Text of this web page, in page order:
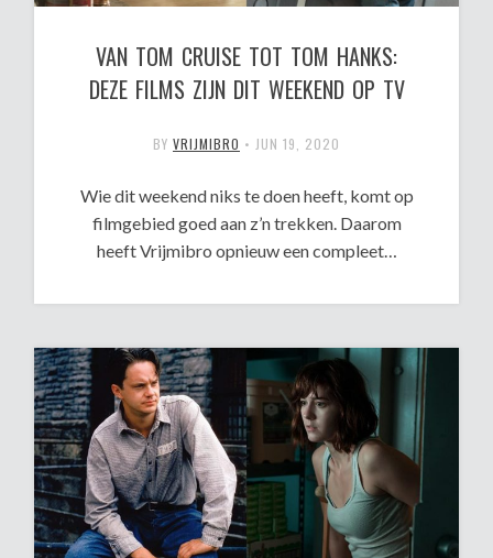
VAN TOM CRUISE TOT TOM HANKS:
DEZE FILMS ZIJN DIT WEEKEND OP TV
BY VRIJMIBRO • JUN 19, 2020
Wie dit weekend niks te doen heeft, komt op
filmgebied goed aan z’n trekken. Daarom
heeft Vrijmibro opnieuw een compleet…